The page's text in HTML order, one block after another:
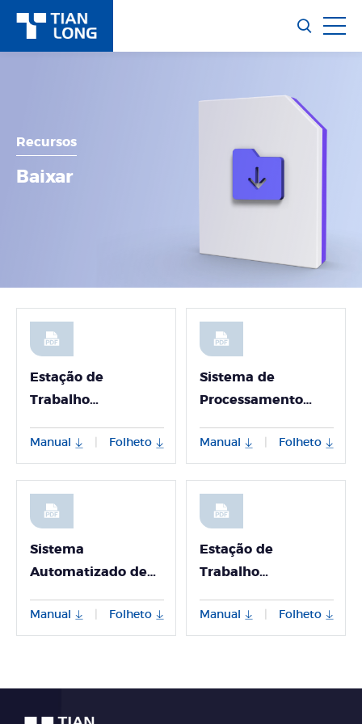
Recursos
Baixar
Estação de
Trabalho
Ácido Nucleico
PANA9600X
Manual Folheto
Sistema de
Processamento
Amostras GeneMix
Pro
Manual Folheto
Sistema
Automatizado de
Líquidos PANA
S401
Manual Folheto
Estação de
Trabalho
Ácido Nucleico
PANA 9600S
Manual Folheto